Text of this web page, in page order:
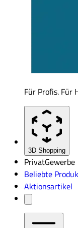
Für Profis. Für
3D Shopping
PrivatGewerbe
Beliebte
Aktionsartikel